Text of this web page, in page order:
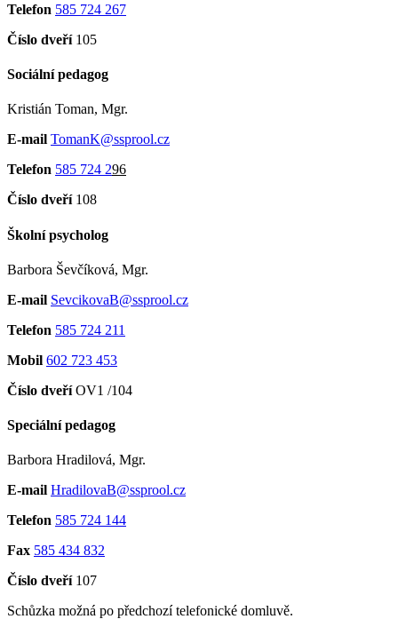
Telefon 585 724 267
Číslo dveří105
Sociální pedagog
Kristián Toman, Mgr.
E-mail TomanK@ssprool.cz
Telefon 585 724 296
Číslo dveří108
Školní psycholog
Barbora Ševčíková, Mgr.
E-mail SevcikovaB@ssprool.cz
Telefon 585 724 211
Mobil 602 723 453
Číslo dveříOV1 /104
Speciální pedagog
Barbora Hradilová, Mgr.
E-mail HradilovaB@ssprool.cz
Telefon 585 724 144
Fax 585 434 832
Číslo dveří107
Schůzka možná po předchozí telefonické domluvě.